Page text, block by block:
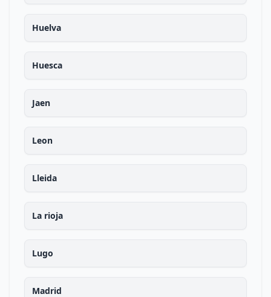
Huelva
Huesca
Jaen
Leon
Lleida
La rioja
Lugo
Madrid